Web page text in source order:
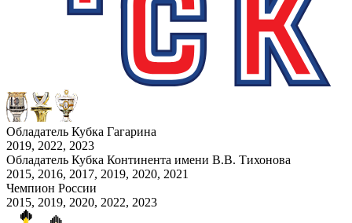
Обладатель Кубка Гагарина
2019, 2022, 2023
Обладатель Кубка Континента имени В.В. Тихонова
2015, 2016, 2017, 2019, 2020, 2021
Чемпион России
2015, 2019, 2020, 2022, 2023